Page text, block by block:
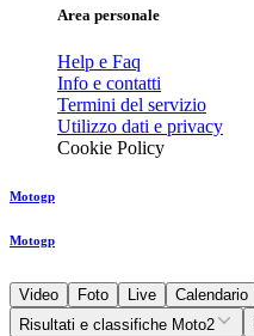
Area personale
Help e Faq
Info e contatti
Termini del servizio
Utilizzo dati e privacy
Cookie Policy
Motogp
Motogp
Video Foto Live Calendario
Risultati e classifiche Moto2